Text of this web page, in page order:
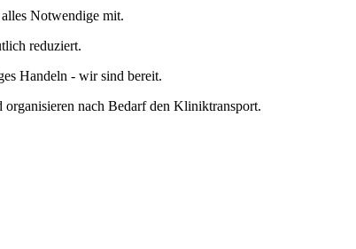
Notwendige mit.
reduziert.
Handeln - wir sind bereit.
nach Bedarf den Kliniktransport.